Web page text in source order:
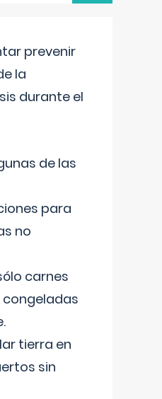
prevenir
la
durante el
de las
para
no
carnes
tierra en
sin